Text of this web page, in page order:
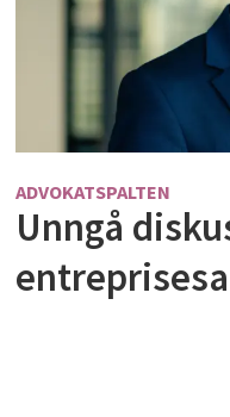
ADVOKATSPALTEN
Unngå